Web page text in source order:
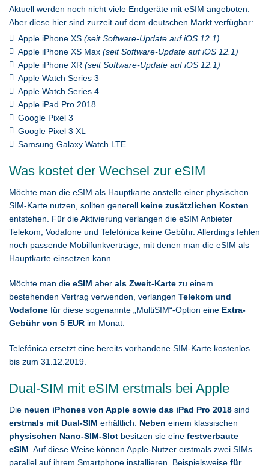
Aktuell werden noch nicht viele Endgeräte mit eSIM angeboten.
Aber diese hier sind zurzeit auf dem deutschen Markt verfügbar:
Apple iPhone XS (seit Software-Update auf iOS 12.1)
Apple iPhone XS Max (seit Software-Update auf iOS 12.1)
Apple iPhone XR (seit Software-Update auf iOS 12.1)
Apple Watch Series 3
Apple Watch Series 4
Apple iPad Pro 2018
Google Pixel 3
Google Pixel 3 XL
Samsung Galaxy Watch LTE
Was kostet der Wechsel zur eSIM
Möchte man die eSIM als Hauptkarte anstelle einer physischen
SIM-Karte nutzen, sollten generell keine zusätzlichen Kosten
entstehen. Für die Aktivierung verlangen die eSIM Anbieter
Telekom, Vodafone und Telefónica keine Gebühr. Allerdings fehlen
noch passende Mobilfunkverträge, mit denen man die eSIM als
Hauptkarte einsetzen kann.
Möchte man die eSIM aber als Zweit-Karte zu einem
bestehenden Vertrag verwenden, verlangen Telekom und
Vodafone für diese sogenannte „MultiSIM“-Option eine Extra-
Gebühr von 5 EUR im Monat.
Telefónica ersetzt eine bereits vorhandene SIM-Karte kostenlos
bis zum 31.12.2019.
Dual-SIM mit eSIM erstmals bei Apple
Die neuen iPhones von Apple sowie das iPad Pro 2018 sind
erstmals mit Dual-SIM erhältlich: Neben einem klassischen
physischen Nano-SIM-Slot besitzen sie eine festverbaute
eSIM . Auf diese Weise können Apple-Nutzer erstmals zwei SIMs
parallel auf ihrem Smartphone installieren. Beispielsweise für